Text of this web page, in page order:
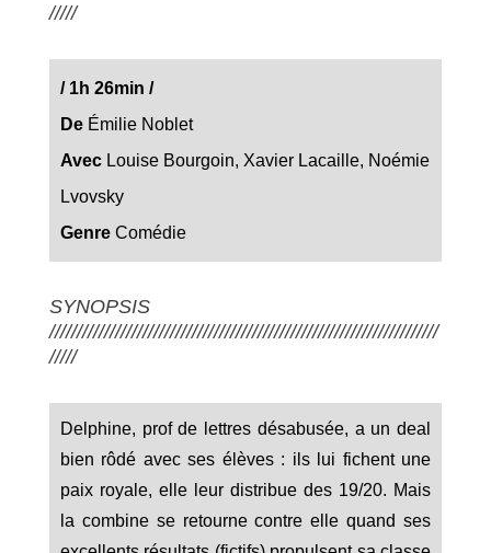
/////
/ 1h 26min /
DeÉmilie Noblet
AvecLouise Bourgoin, Xavier Lacaille, Noémie
Lvovsky
GenreComédie
SYNOPSIS
///////////////////////////////////////////////////////////////////////
/////
Delphine, prof de lettres désabusée, a un deal
bien rôdé avec ses élèves : ils lui fichent une
paix royale, elle leur distribue des 19/20. Mais
la combine se retourne contre elle quand ses